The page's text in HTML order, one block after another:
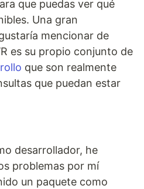
que puedas ver qué
Una gran
mencionar de
es su propio conjunto de
que son realmente
que puedan estar
desarrollador, he
problemas por mí
un paquete como